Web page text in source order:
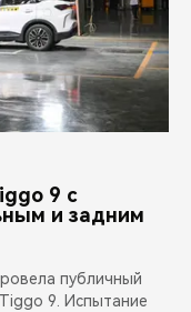
9 с
и задним
публичный
9. Испытание